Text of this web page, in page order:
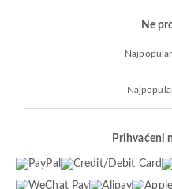
Ne
Prihvaćeni